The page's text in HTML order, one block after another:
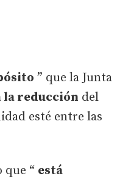
” que la Junta
la reducción del
esté entre las
que “ está